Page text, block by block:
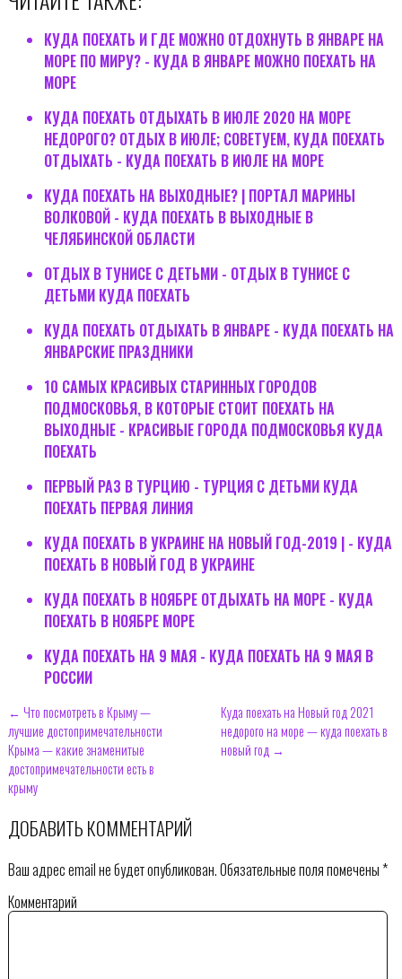
КУДА ПОЕХАТЬ И ГДЕ МОЖНО ОТДОХНУТЬ В ЯНВАРЕ НА
МОРЕ ПО МИРУ? - КУДА В ЯНВАРЕ МОЖНО ПОЕХАТЬ НА
МОРЕ
КУДА ПОЕХАТЬ ОТДЫХАТЬ В ИЮЛЕ 2020 НА МОРЕ
НЕДОРОГО? ОТДЫХ В ИЮЛЕ; СОВЕТУЕМ, КУДА ПОЕХАТЬ
ОТДЫХАТЬ - КУДА ПОЕХАТЬ В ИЮЛЕ НА МОРЕ
КУДА ПОЕХАТЬ НА ВЫХОДНЫЕ? | ПОРТАЛ МАРИНЫ
ВОЛКОВОЙ - КУДА ПОЕХАТЬ В ВЫХОДНЫЕ В
ЧЕЛЯБИНСКОЙ ОБЛАСТИ
ОТДЫХ В ТУНИСЕ С ДЕТЬМИ - ОТДЫХ В ТУНИСЕ С
ДЕТЬМИ КУДА ПОЕХАТЬ
КУДА ПОЕХАТЬ ОТДЫХАТЬ В ЯНВАРЕ - КУДА ПОЕХАТЬ НА
ЯНВАРСКИЕ ПРАЗДНИКИ
10 САМЫХ КРАСИВЫХ СТАРИННЫХ ГОРОДОВ
ПОДМОСКОВЬЯ, В КОТОРЫЕ СТОИТ ПОЕХАТЬ НА
ВЫХОДНЫЕ - КРАСИВЫЕ ГОРОДА ПОДМОСКОВЬЯ КУДА
ПОЕХАТЬ
ПЕРВЫЙ РАЗ В ТУРЦИЮ - ТУРЦИЯ С ДЕТЬМИ КУДА
ПОЕХАТЬ ПЕРВАЯ ЛИНИЯ
КУДА ПОЕХАТЬ В УКРАИНЕ НА НОВЫЙ ГОД-2019 | - КУДА
ПОЕХАТЬ В НОВЫЙ ГОД В УКРАИНЕ
КУДА ПОЕХАТЬ В НОЯБРЕ ОТДЫХАТЬ НА МОРЕ - КУДА
ПОЕХАТЬ В НОЯБРЕ МОРЕ
КУДА ПОЕХАТЬ НА 9 МАЯ - КУДА ПОЕХАТЬ НА 9 МАЯ В
РОССИИ
← Что посмотреть в Крыму —
лучшие достопримечательности
Крыма — какие знаменитые
достопримечательности есть в
крыму
Куда поехать на Новый год 2021
недорого на море — куда поехать в
новый год →
ДОБАВИТЬ КОММЕНТАРИЙ
Ваш адрес email не будет опубликован.Обязательные поля помечены*
Комментарий